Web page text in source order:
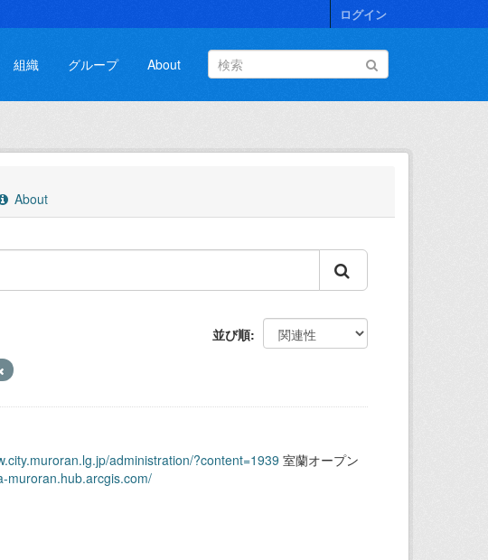
ログイン
組織 グループ About
About
並び順
administration/?content=1939 室蘭オープン
muroran.hub.arcgis.com/